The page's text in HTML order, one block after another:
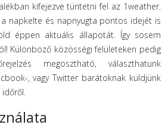
kifejezve tüntetni fel az 1weather.
a napkelte és napnyugta pontos idejét is
éppen aktuális állapotát. Így sosem
Különböző közösségi felületeken pedig
megosztható, választhatunk
, vagy Twitter barátoknak küldjünk